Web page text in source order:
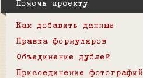
Помочь проекту
Как добавить данные
Правка формуляров
Объединение дублей
Присоединение фотографий